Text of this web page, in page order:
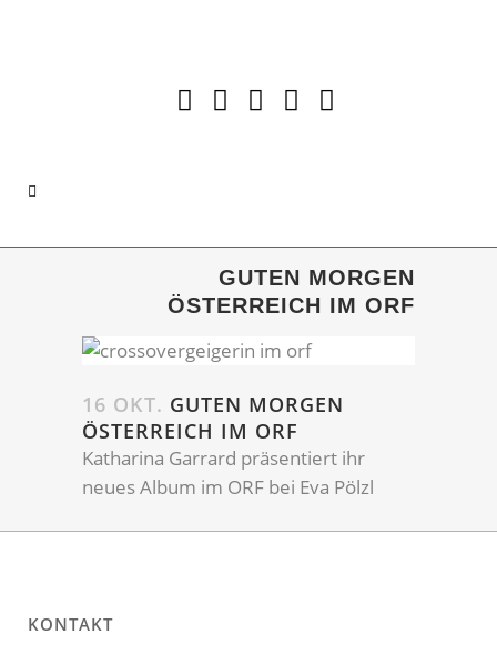
GUTEN MORGEN
ÖSTERREICH IM ORF
16 OKT. GUTEN MORGEN
ÖSTERREICH IM ORF
Katharina Garrard präsentiert ihr
neues Album im ORF bei Eva Pölzl
KONTAKT